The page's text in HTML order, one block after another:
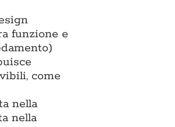
funzione e
come
nella
nella